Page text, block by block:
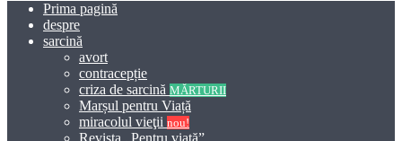
Prima pagină
despre
sarcină
avort
contracepție
criza de sarcină MĂRTURII
Marșul pentru Viață
miracolul vieţii nou!
Revista „Pentru viață”